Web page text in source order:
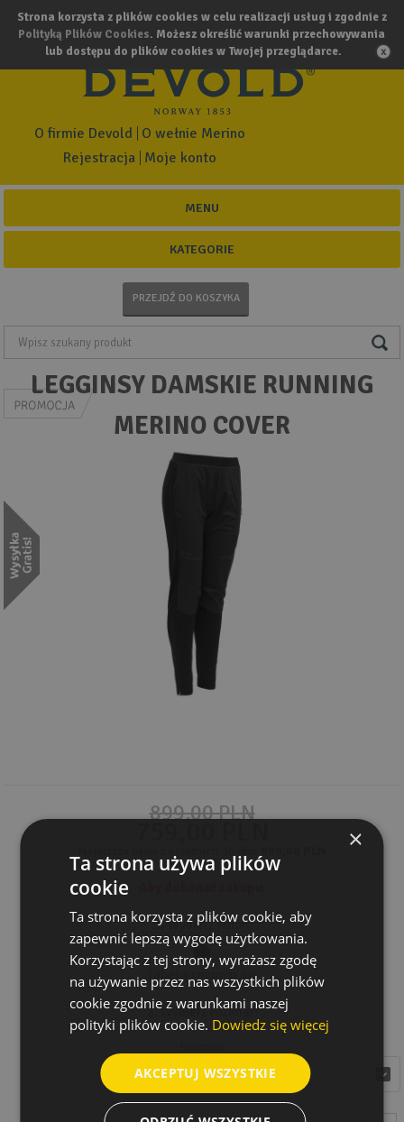
Strona korzysta z plików cookies w celu realizacji usług i zgodnie z
Polityką Plików Cookies. Możesz określić warunki przechowywania
lub dostępu do plików cookies w Twojej przeglądarce.
Rejestracja Moje konto
O firmie Devold O wełnie Merino
MENU
KATEGORIE
PRZEJDŹ DO KOSZYKA
LEGGINSY DAMSKIE RUNNING
MERINO COVER
899,00 PLN
1. Wybierz kolor:
Tabela rozmiarów
2. Wybierz rozmiar:
wybierz
wybierz
×
Ta strona używa plików
cookie
Ta strona korzysta z plików cookie, aby
zapewnić lepszą wygodę użytkowania.
Korzystając z tej strony, wyrażasz zgodę
na używanie przez nas wszystkich plików
cookie zgodnie z warunkami naszej
polityki plików cookie. Dowiedz się więcej
AKCEPTUJ WSZYSTKIE